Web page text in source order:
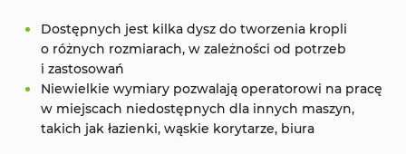
Dostępnych jest kilka dysz do tworzenia kropli
o różnych rozmiarach, w zależności od potrzeb
i zastosowań
Niewielkie wymiary pozwalają operatorowi na pracę
w miejscach niedostępnych dla innych maszyn,
takich jak łazienki, wąskie korytarze, biura